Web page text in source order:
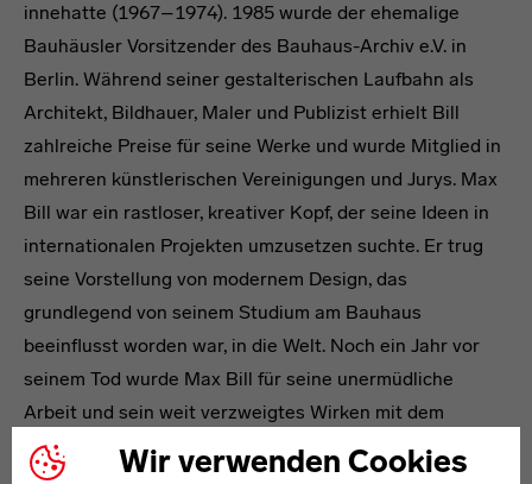
Wir verwenden Cookies
innehatte (1967–1974). 1985 wurde der ehemalige
Bauhäusler Vorsitzender des Bauhaus-Archiv e.V. in
Berlin. Während seiner gestalterischen Laufbahn als
Architekt, Bildhauer, Maler und Publizist erhielt Bill
zahlreiche Preise für seine Werke und wurde Mitglied in
mehreren künstlerischen Vereinigungen und Jurys. Max
Bill war ein rastloser, kreativer Kopf, der seine Ideen in
internationalen Projekten umzusetzen suchte. Er trug
seine Vorstellung von modernem Design, das
grundlegend von seinem Studium am Bauhaus
beeinflusst worden war, in die Welt. Noch ein Jahr vor
seinem Tod wurde Max Bill für seine unermüdliche
Arbeit und sein weit verzweigtes Wirken mit dem
sogenannten Kunst-Nobelpreis, dem „praemium
imperiale“, in Tokyo geehrt.